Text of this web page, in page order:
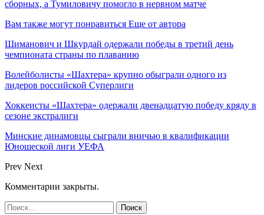
сборных, а Тумиловичу помогло в нервном матче
Вам также могут понравиться Еще от автора
Шиманович и Шкурдай одержали победы в третий день
чемпионата страны по плаванию
Волейболисты «Шахтера» крупно обыграли одного из
лидеров российской Суперлиги
Хоккеисты «Шахтера» одержали двенадцатую победу кряду в
сезоне экстралиги
Минские динамовцы сыграли вничью в квалификации
Юношеской лиги УЕФА
Prev Next
Комментарии закрыты.